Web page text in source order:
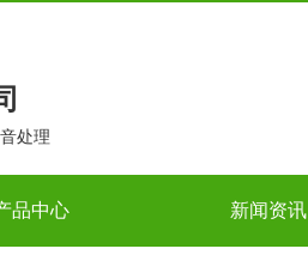
处理
品中心 新闻资讯